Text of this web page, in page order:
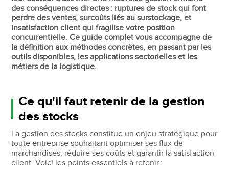
des conséquences directes : ruptures de stock qui font
perdre des ventes, surcoûts liés au surstockage, et
insatisfaction client qui fragilise votre position
concurrentielle. Ce guide complet vous accompagne de
la définition aux méthodes concrètes, en passant par les
outils disponibles, les applications sectorielles et les
métiers de la logistique.
Ce qu'il faut retenir de la gestion
des stocks
La gestion des stocks constitue un enjeu stratégique pour
toute entreprise souhaitant optimiser ses flux de
marchandises, réduire ses coûts et garantir la satisfaction
client. Voici les points essentiels à retenir :